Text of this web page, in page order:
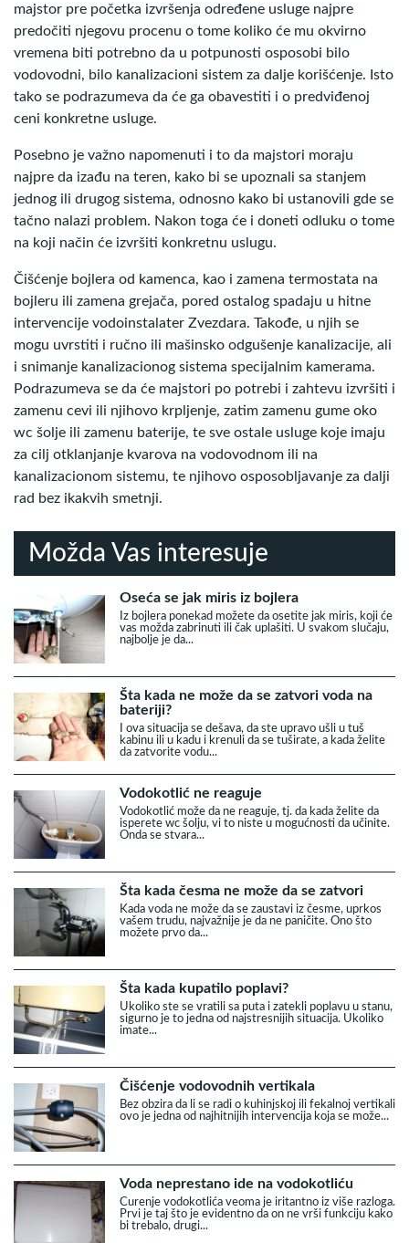
majstor pre početka izvršenja određene usluge najpre
predočiti njegovu procenu o tome koliko će mu okvirno
vremena biti potrebno da u potpunosti osposobi bilo
vodovodni, bilo kanalizacioni sistem za dalje korišćenje. Isto
tako se podrazumeva da će ga obavestiti i o predviđenoj
ceni konkretne usluge.
Posebno je važno napomenuti i to da majstori moraju
najpre da izađu na teren, kako bi se upoznali sa stanjem
jednog ili drugog sistema, odnosno kako bi ustanovili gde se
tačno nalazi problem. Nakon toga će i doneti odluku o tome
na koji način će izvršiti konkretnu uslugu.
Čišćenje bojlera od kamenca, kao i zamena termostata na
bojleru ili zamena grejača, pored ostalog spadaju u hitne
intervencije vodoinstalater Zvezdara. Takođe, u njih se
mogu uvrstiti i ručno ili mašinsko odgušenje kanalizacije, ali
i snimanje kanalizacionog sistema specijalnim kamerama.
Podrazumeva se da će majstori po potrebi i zahtevu izvršiti i
zamenu cevi ili njihovo krpljenje, zatim zamenu gume oko
wc šolje ili zamenu baterije, te sve ostale usluge koje imaju
za cilj otklanjanje kvarova na vodovodnom ili na
kanalizacionom sistemu, te njihovo osposobljavanje za dalji
rad bez ikakvih smetnji.
Možda Vas interesuje
Oseća se jak miris iz bojlera
Iz bojlera ponekad možete da osetite jak miris, koji će
vas možda zabrinuti ili čak uplašiti. U svakom slučaju,
najbolje je da...
Šta kada ne može da se zatvori voda na
bateriji?
I ova situacija se dešava, da ste upravo ušli u tuš
kabinu ili u kadu i krenuli da se tuširate, a kada želite
da zatvorite vodu...
Vodokotlić ne reaguje
Vodokotlić može da ne reaguje, tj. da kada želite da
isperete wc šolju, vi to niste u mogućnosti da učinite.
Onda se stvara...
Šta kada česma ne može da se zatvori
Kada voda ne može da se zaustavi iz česme, uprkos
vašem trudu, najvažnije je da ne paničite. Ono što
možete prvo da...
Šta kada kupatilo poplavi?
Ukoliko ste se vratili sa puta i zatekli poplavu u stanu,
sigurno je to jedna od najstresnijih situacija. Ukoliko
imate...
Čišćenje vodovodnih vertikala
Bez obzira da li se radi o kuhinjskoj ili fekalnoj vertikali
ovo je jedna od najhitnijih intervencija koja se može...
Voda neprestano ide na vodokotliću
Curenje vodokotlića veoma je iritantno iz više razloga.
Prvi je taj što je evidentno da on ne vrši funkciju kako
bi trebalo, drugi...